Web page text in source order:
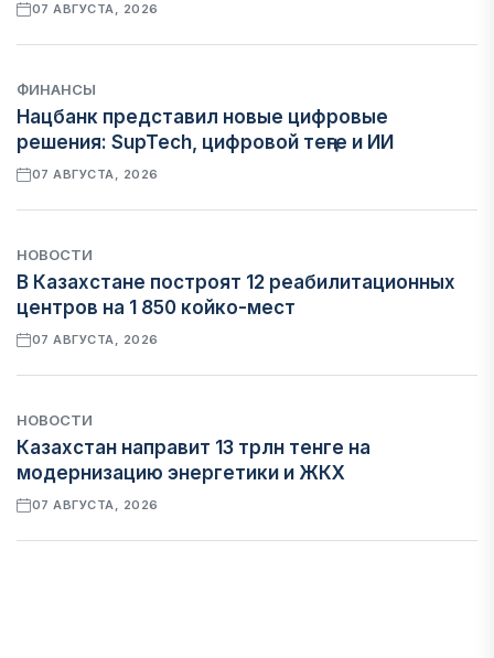
07 АВГУСТА, 2026
ФИНАНСЫ
Нацбанк представил новые цифровые
решения: SupTech, цифровой теңге и ИИ
07 АВГУСТА, 2026
НОВОСТИ
В Казахстане построят 12 реабилитационных
центров на 1 850 койко-мест
07 АВГУСТА, 2026
НОВОСТИ
Казахстан направит 13 трлн тенге на
модернизацию энергетики и ЖКХ
07 АВГУСТА, 2026